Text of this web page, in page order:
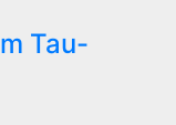
Tau-